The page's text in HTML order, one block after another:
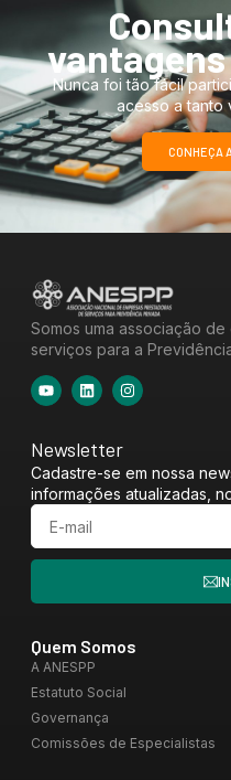
Nunca foi tão fácil
acesso a tanto
CONHEÇA
Somos uma associação
serviços para a
Quem Somos
A ANESPP
Estatuto Social
Governança
Comissões de Especialistas
Newsletter
Cadastre-se em nossa
informações atualizadas,